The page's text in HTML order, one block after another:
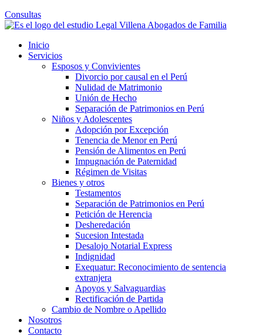
Consultas
Inicio
Servicios
Esposos y Convivientes
Divorcio por causal en el Perú
Nulidad de Matrimonio
Unión de Hecho
Separación de Patrimonios en Perú
Niños y Adolescentes
Adopción por Excepción
Tenencia de Menor en Perú
Pensión de Alimentos en Perú
Impugnación de Paternidad
Régimen de Visitas
Bienes y otros
Testamentos
Separación de Patrimonios en Perú
Petición de Herencia
Desheredación
Sucesion Intestada
Desalojo Notarial Express
Indignidad
Exequatur: Reconocimiento de sentencia
extranjera
Apoyos y Salvaguardias
Rectificación de Partida
Cambio de Nombre o Apellido
Nosotros
Contacto